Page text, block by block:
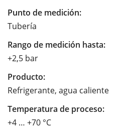
Punto de medición:
Tubería
Rango de medición hasta:
+2,5 bar
Producto:
Refrigerante, agua caliente
Temperatura de proceso:
+4 … +70 °C